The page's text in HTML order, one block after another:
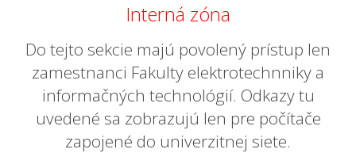
Interná zóna
Do tejto sekcie majú povolený prístup len
zamestnanci Fakulty elektrotechnniky a
informačných technológií. Odkazy tu
uvedené sa zobrazujú len pre počítače
zapojené do univerzitnej siete.